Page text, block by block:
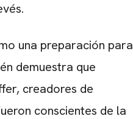
una preparación para
demuestra que
creadores de
conscientes de la